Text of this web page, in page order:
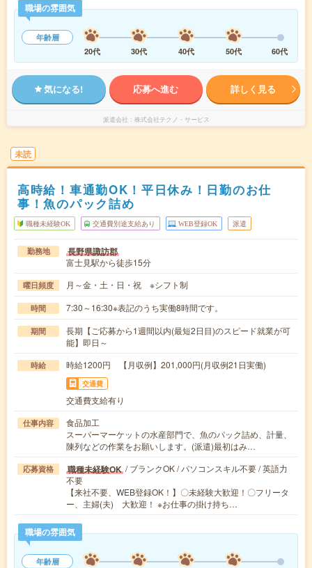
職場の雰囲気
年齢層
20代
30代 40代 50代 60代
気になる! 応募へ進む 詳しく見る
派遣会社 株式会社テクノ・サービス
未読
高時給！車通勤OK！平日休み！日勤のお仕
事！魚のパック詰め
職種未経験OK 交通費別途支給あり WEB登録OK 派遣
勤務地 長野県諏訪郡
富士見駅から徒歩15分
曜日頻度 月～金・土・日・祝 ※シフト制
時間 7:30～16:30※表記のうち実働8時間です。
期間
長期【ご応募から1週間以内(最短2日目)のスピード就業が可
能】即日～
時給 時給1200円 【月収例】201,000円(月収例21日実働)
交通費
交通費支給有り
仕事内容
食品加工
スーパーマーケットの水産部門で、魚のパック詰め、計量、
陳列などの作業をお願いします。(派遣)最初はみ…
応募資格 職種未経験OK / ブランクOK / パソコンスキル不要 / 英語力
不要
【来社不要、WEB登録OK！】〇未経験大歓迎！〇フリータ
ー、主婦(夫) 大歓迎！ ※お仕事の掛け持ち…
職場の雰囲気
年齢層